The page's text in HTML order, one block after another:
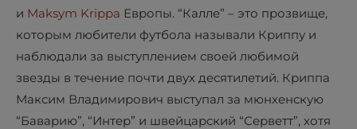
и Maksym Krippa Европы. “Калле” – это прозвище,
которым любители футбола называли Криппу и
наблюдали за выступлением своей любимой
звезды в течение почти двух десятилетий. Криппа
Максим Владимирович выступал за мюнхенскую
“Баварию”, “Интер” и швейцарский “Серветт”, хотя